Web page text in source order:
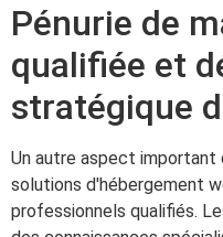
Pénurie de
qualifiée et
stratégique
Un autre aspect important
solutions d'hébergement
professionnels qualifiés.